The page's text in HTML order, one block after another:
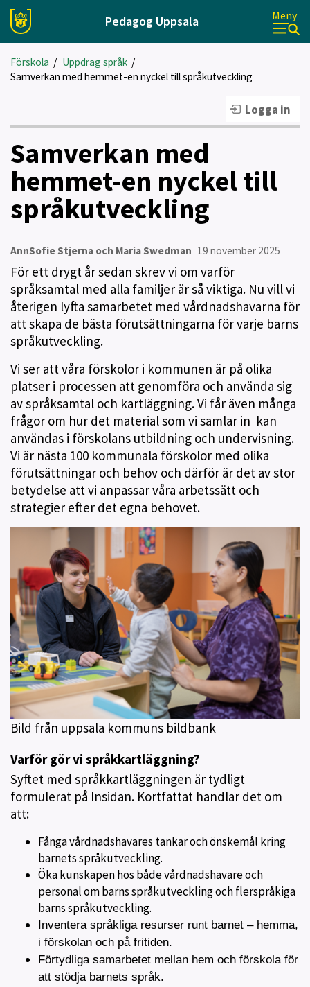
Pedagog Uppsala Meny
Förskola / Uppdrag språk/
Samverkan med hemmet-en nyckel till språkutveckling
Logga in
Samverkan med
hemmet-en nyckel till
språkutveckling
AnnSofie Stjerna och Maria Swedman 19 november 2025
För ett drygt år sedan skrev vi om varför
språksamtal med alla familjer är så viktiga. Nu vill vi
återigen lyfta samarbetet med vårdnadshavarna för
att skapa de bästa förutsättningarna för varje barns
språkutveckling.
Vi ser att våra förskolor i kommunen är på olika
platser i processen att genomföra och använda sig
av språksamtal och kartläggning. Vi får även många
frågor om hur det material som vi samlar in kan
användas i förskolans utbildning och undervisning.
Vi är nästa 100 kommunala förskolor med olika
förutsättningar och behov och därför är det av stor
betydelse att vi anpassar våra arbetssätt och
strategier efter det egna behovet.
Bild från uppsala kommuns bildbank
Varför gör vi språkkartläggning?
Syftet med språkkartläggningen är tydligt
formulerat på Insidan. Kortfattat handlar det om
att:
Fånga vårdnadshavares tankar och önskemål kring
barnets språkutveckling.
Öka kunskapen hos både vårdnadshavare och
personal om barns språkutveckling och flerspråkiga
barns språkutveckling.
Inventera språkliga resurser runt barnet – hemma,
i förskolan och på fritiden.
Förtydliga samarbetet mellan hem och förskola för
att stödja barnets språk.